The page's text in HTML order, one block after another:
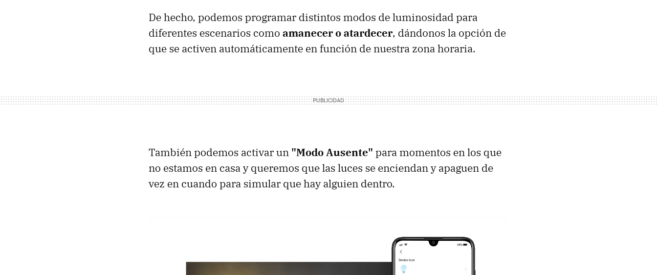
De hecho, podemos programar distintos modos de luminosidad para
diferentes escenarios como amanecer o atardecer, dándonos la opción de
que se activen automáticamente en función de nuestra zona horaria.
También podemos activar un "Modo Ausente" para momentos en los que
no estamos en casa y queremos que las luces se enciendan y apaguen de
vez en cuando para simular que hay alguien dentro.